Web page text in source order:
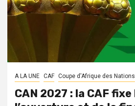
A LA UNE CAF Coupe d'Afrique des Nations
CAN 2027 : la CAF